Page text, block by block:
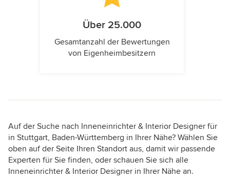
Über 25.000
Gesamtanzahl der Bewertungen
von Eigenheimbesitzern
Auf der Suche nach Inneneinrichter & Interior Designer für
in Stuttgart, Baden-Württemberg in Ihrer Nähe? Wählen Sie
oben auf der Seite Ihren Standort aus, damit wir passende
Experten für Sie finden, oder schauen Sie sich alle
Inneneinrichter & Interior Designer in Ihrer Nähe an.